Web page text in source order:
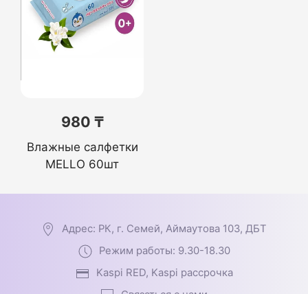
980 ₸
Влажные салфетки
MELLO 60шт
Адрес: РК, г. Семей, Аймаутова 103, ДБТ
Режим работы: 9.30-18.30
Kaspi RED, Kaspi рассрочка